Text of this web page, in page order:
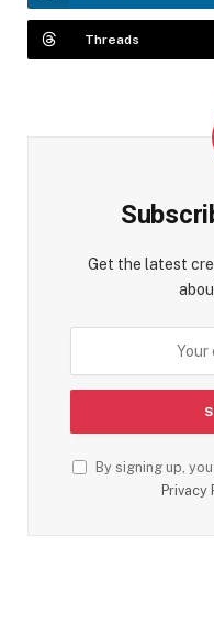
Threads
Get the latest
By signing up,
Privacy